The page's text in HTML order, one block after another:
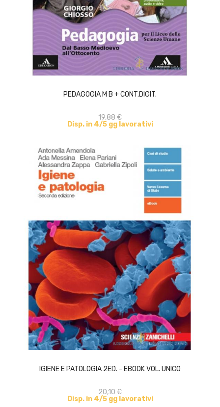
PEDAGOGIA M B + CONT.DIGIT.
19,88 €
Disp. in 4/5 gg lavorativi
ACQUISTA
IGIENE E PATOLOGIA 2ED. - EBOOK VOL. UNICO
20,10 €
Disp. in 4/5 gg lavorativi
ACQUISTA